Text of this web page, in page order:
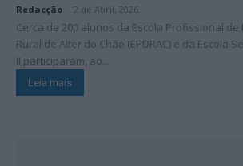
Redacção 2 de Abril, 2026
Cerca de 200 alunos da Escola Profissional
Rural de Alter do Chão (EPDRAC) e da Escola
II participaram, ao...
Leia mais